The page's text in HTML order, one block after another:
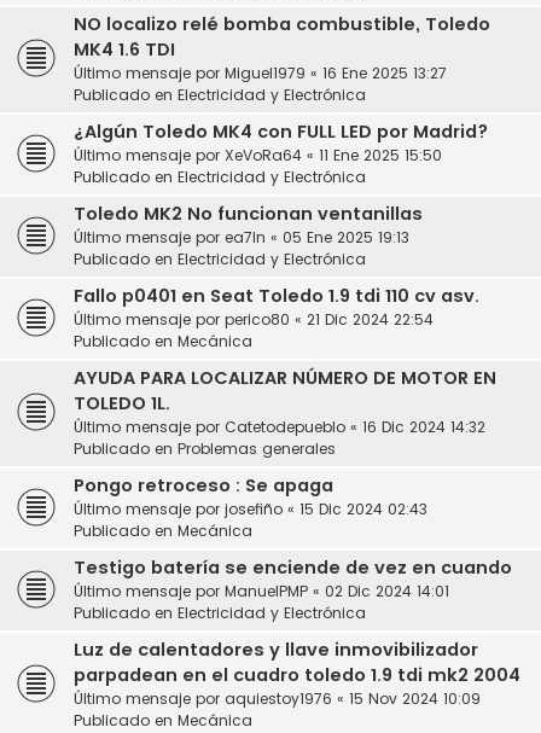
NO localizo relé bomba combustible, Toledo
MK4 1.6 TDI
Último mensaje por Miguel1979 « 16 Ene 2025 13:27
Publicado en Electricidad y Electrónica
¿Algún Toledo MK4 con FULL LED por Madrid?
Último mensaje por XeVoRa64 « 11 Ene 2025 15:50
Publicado en Electricidad y Electrónica
Toledo MK2 No funcionan ventanillas
Último mensaje por ea7ln « 05 Ene 2025 19:13
Publicado en Electricidad y Electrónica
Fallo p0401 en Seat Toledo 1.9 tdi 110 cv asv.
Último mensaje por perico80 « 21 Dic 2024 22:54
Publicado en Mecánica
AYUDA PARA LOCALIZAR NÚMERO DE MOTOR EN
TOLEDO 1L.
Último mensaje por Catetodepueblo « 16 Dic 2024 14:32
Publicado en Problemas generales
Pongo retroceso : Se apaga
Último mensaje por josefiño « 15 Dic 2024 02:43
Publicado en Mecánica
Testigo batería se enciende de vez en cuando
Último mensaje por ManuelPMP « 02 Dic 2024 14:01
Publicado en Electricidad y Electrónica
Luz de calentadores y llave inmovibilizador
parpadean en el cuadro toledo 1.9 tdi mk2 2004
Último mensaje por aquiestoy1976 « 15 Nov 2024 10:09
Publicado en Mecánica